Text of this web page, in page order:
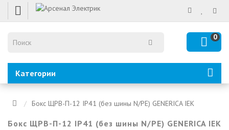
0
Категории
Бокс ЩРВ-П-12 IP41 (без шины N/PE) GENERICA IEK
Бокс ЩРВ-П-12 IP41 (без шины N/PE) GENERICA IEK